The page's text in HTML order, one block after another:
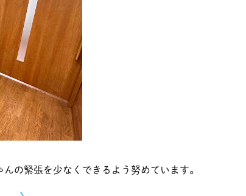
の緊張を少なくできるよう努めています。